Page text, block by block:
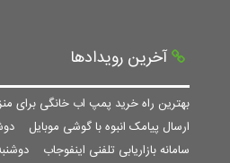
آخرین رویدادها
بهترین راه خرید پمپ اب خانگی برای
ارسال پیامک انبوه با گوشی موبایل
سامانه بازاریابی تلفنی اینفوجاب دوشنبه ۲۳